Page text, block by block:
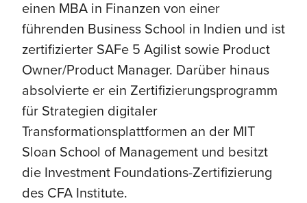
einen MBA in Finanzen von einer
führenden Business School in Indien und ist
zertifizierter SAFe 5 Agilist sowie Product
Owner/Product Manager. Darüber hinaus
absolvierte er ein Zertifizierungsprogramm
für Strategien digitaler
Transformationsplattformen an der MIT
Sloan School of Management und besitzt
die Investment Foundations-Zertifizierung
des CFA Institute.